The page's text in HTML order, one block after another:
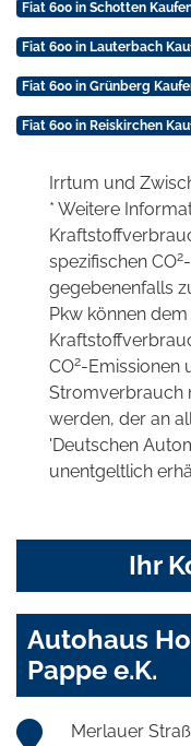
Fiat 600 in Schotten
Fiat 600 in Lauterbach
Fiat 600 in Grünberg
Fiat 600 in Reiskirchen
Irrtum und
* Weitere
spezifischen CO2
gegebenenfalls
Pkw können
CO2-Emissionen
Stromverbrauch
werden, der an
'Deutschen
unentgeltlich
Ihr
Autohaus
Pappe e.K.
Merlauer